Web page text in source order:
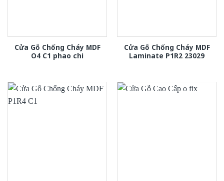
Cửa Gỗ Chống Cháy MDF
O4 C1 phao chi
Cửa Gỗ Chống Cháy MDF
Laminate P1R2 23029